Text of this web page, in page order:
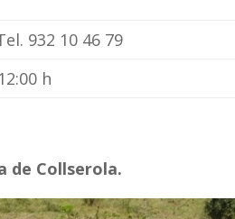
932 10 46 79
h
de Collserola.